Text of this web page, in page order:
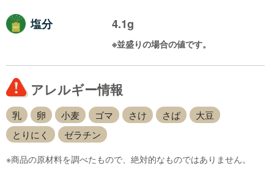
塩分 4.1g
※並盛りの場合の値です。
アレルギー情報
乳 卵 小麦 ゴマ さけ さば
大豆
とりにく
ゼラチン
※商品の原材料を調べたもので、絶対的なものではありません。